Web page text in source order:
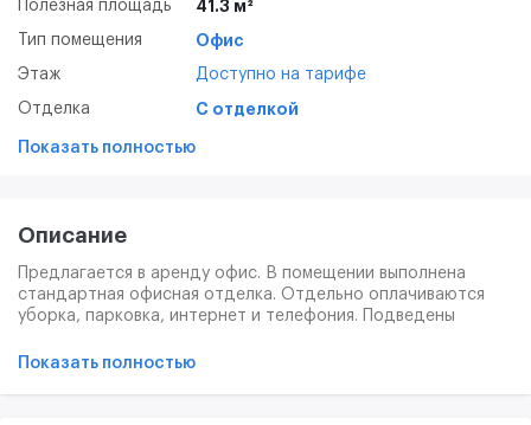
Полезная площадь 41.3 м²
Тип помещения Офис
Этаж Доступно на тарифе
Отделка С отделкой
Показать полностью
Описание
Предлагается в аренду офис. В помещении выполнена
стандартная офисная отделка. Отдельно оплачиваются
уборка, парковка, интернет и телефония. Подведены
Техническое оснащение соответствует требованиям
Показать полностью